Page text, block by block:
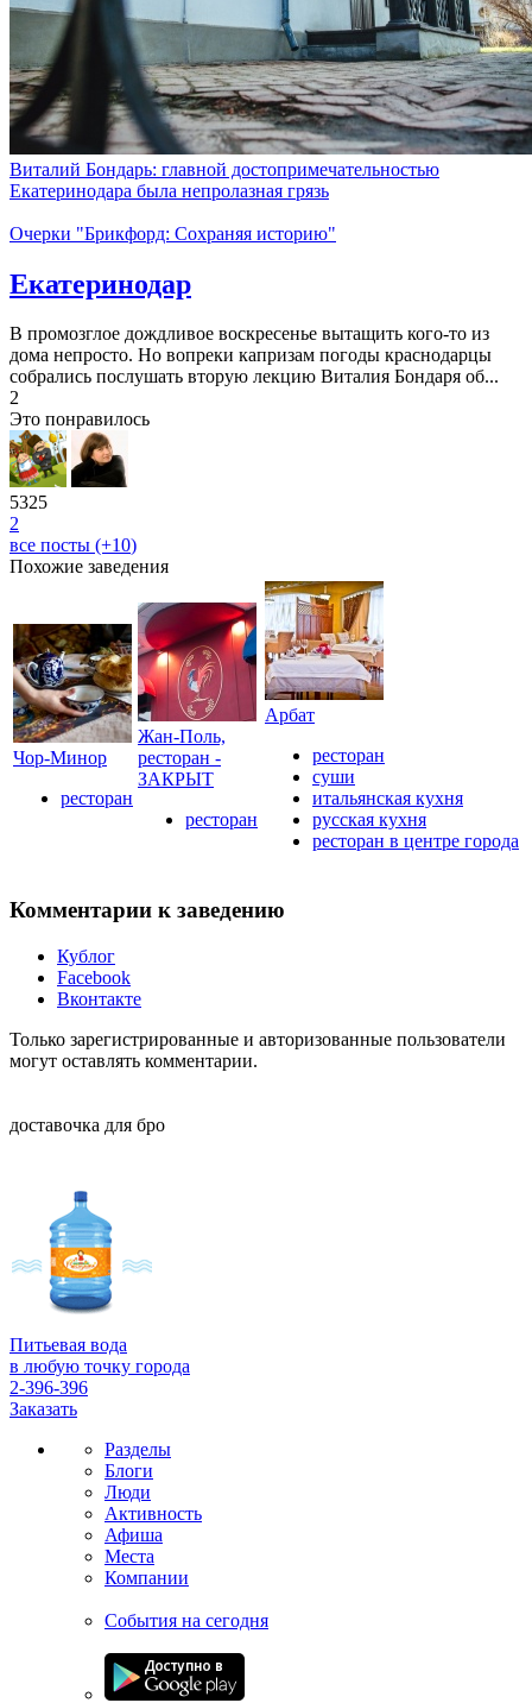
Виталий Бондарь: главной достопримечательностью
Екатеринодара была непролазная грязь
Очерки "Брикфорд: Сохраняя историю"
Екатеринодар
В промозглое дождливое воскресенье вытащить кого-то из
дома непросто. Но вопреки капризам погоды краснодарцы
собрались послушать вторую лекцию Виталия Бондаря об...
2
Это понравилось
5325
2
все посты (+10)
Похожие заведения
Чор-Минор
ресторан
Жан-Поль,
ресторан -
ЗАКРЫТ
ресторан
Арбат
ресторан
суши
итальянская кухня
русская кухня
ресторан в центре города
Комментарии к заведению
Кублог
Facebook
Вконтакте
Только зарегистрированные и авторизованные пользователи
могут оставлять комментарии.
доставочка для бро
Питьевая вода
в любую точку города
2-396-396
Заказать
Разделы
Блоги
Люди
Активность
Афиша
Места
Компании
События на сегодня